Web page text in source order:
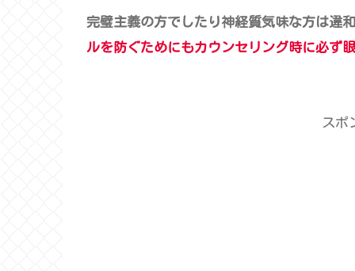
完璧主義の方でしたり神経質気味な方は違
ルを防ぐためにもカウンセリング時に必ず
スポ